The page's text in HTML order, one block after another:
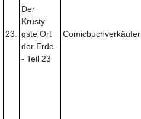
23.
Der
Krusty-
gste Ort
der Erde
- Teil 23
Comicbuchverkäufer